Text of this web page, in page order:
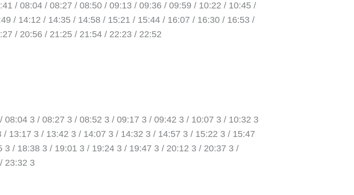
/ 08:04 / 08:27 / 08:50 / 09:13 / 09:36 / 09:59 / 10:22 / 10:45 /
/ 14:12 / 14:35 / 14:58 / 15:21 / 15:44 / 16:07 / 16:30 / 16:53 /
/ 20:56 / 21:25 / 21:54 / 22:23 / 22:52
3 / 08:27 3 / 08:52 3 / 09:17 3 / 09:42 3 / 10:07 3 / 10:32 3
13:17 3 / 13:42 3 / 14:07 3 / 14:32 3 / 14:57 3 / 15:22 3 / 15:47
/ 18:38 3 / 19:01 3 / 19:24 3 / 19:47 3 / 20:12 3 / 20:37 3 /
23:32 3